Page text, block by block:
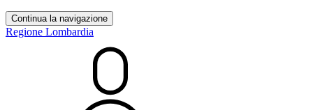
Continua la navigazione
Regione Lombardia